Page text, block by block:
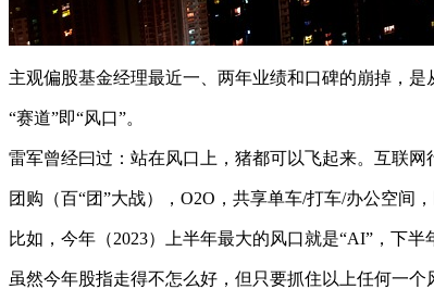
主观偏股基金经理最近一、两年业绩和口碑的崩掉，是
“赛道”即“风口”。
雷军曾经曰过：站在风口上，猪都可以飞起来。互联网
团购（百“团”大战），O2O，共享单车/打车/办公空
比如，今年（2023）上半年最大的风口就是“AI”，下
虽然今年股指走得不怎么好，但只要抓住以上任何一个